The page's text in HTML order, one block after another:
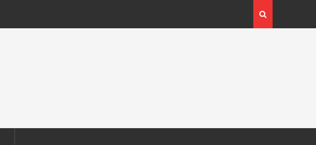
Expoziția Brâncuși de la Timișoara a atras peste
130.000 de vizitatori